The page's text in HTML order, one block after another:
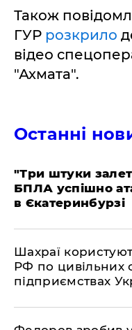
Також
ГУР розкрило
відео
"Ахмата".
Останні
"Три штуки
БПЛА успішно
в Єкатеринбурзі
Шахраї
РФ по цивільних
підприємствах